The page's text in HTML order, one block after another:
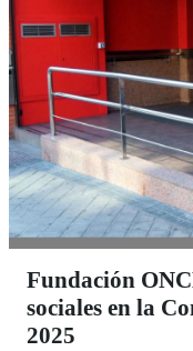
Fundación
sociales en la
2025